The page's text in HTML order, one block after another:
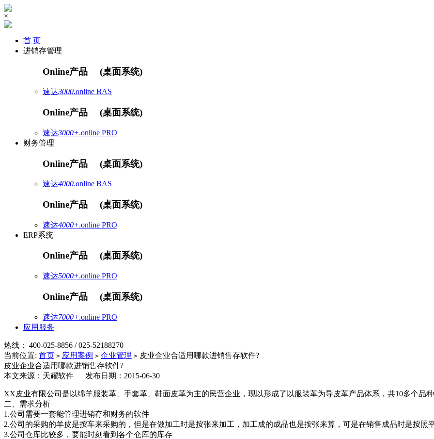
×
首 页
进销存管理
Online产品 (桌面系统)
速达3000.online BAS
Online产品 (桌面系统)
速达3000+.online PRO
财务管理
Online产品 (桌面系统)
速达4000.online BAS
Online产品 (桌面系统)
速达4000+.online PRO
ERP系统
Online产品 (桌面系统)
速达5000+.online PRO
Online产品 (桌面系统)
速达7000+.online PRO
应用服务
热线： 400-025-8856 / 025-52188270
当前位置: 首页 > 应用案例 > 企业管理 > 皮业企业合适用哪款进销售存软件?
皮业企业合适用哪款进销售存软件?
本文来源：天耀软件 发布日期：2015-06-30
XX皮业有限公司是以绵羊服装革、手套革、鞋面皮革为主的民营企业，现以形成了以服装革为导皮革产品体系，共10多个品
二、需求分析
1.公司需要一套能管理进销存和财务的软件
2.公司的采购的羊皮是按车来采购的，但是在做加工时是按张来加工，加工成的成品也是按张来算，可是在销售成品时是按照
3.公司仓库比较多，要能时刻看到各个仓库的库存